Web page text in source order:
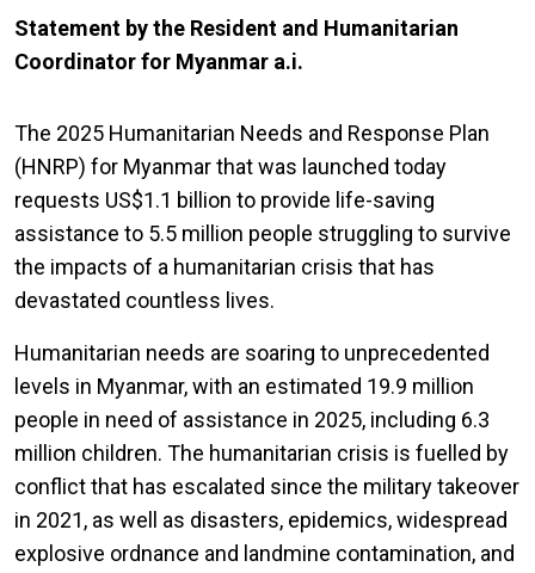
Statement by the Resident and Humanitarian
Coordinator for Myanmar a.i.
The 2025 Humanitarian Needs and Response Plan
(HNRP) for Myanmar that was launched today
requests US$1.1 billion to provide life-saving
assistance to 5.5 million people struggling to survive
the impacts of a humanitarian crisis that has
devastated countless lives.
Humanitarian needs are soaring to unprecedented
levels in Myanmar, with an estimated 19.9 million
people in need of assistance in 2025, including 6.3
million children. The humanitarian crisis is fuelled by
conflict that has escalated since the military takeover
in 2021, as well as disasters, epidemics, widespread
explosive ordnance and landmine contamination, and